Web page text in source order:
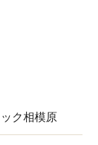
ク相模原